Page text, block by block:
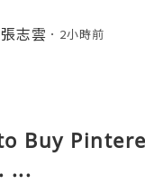
股、換位思考與投資
志雲 2小時前
Buy
...